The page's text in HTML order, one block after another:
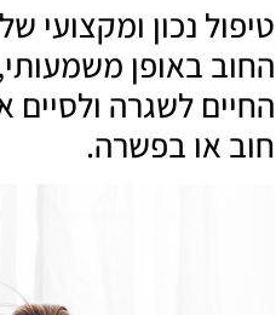
טיפול נכון ומקצועי
החוב באופן
החיים לשגרה
חוב או בפשרה.